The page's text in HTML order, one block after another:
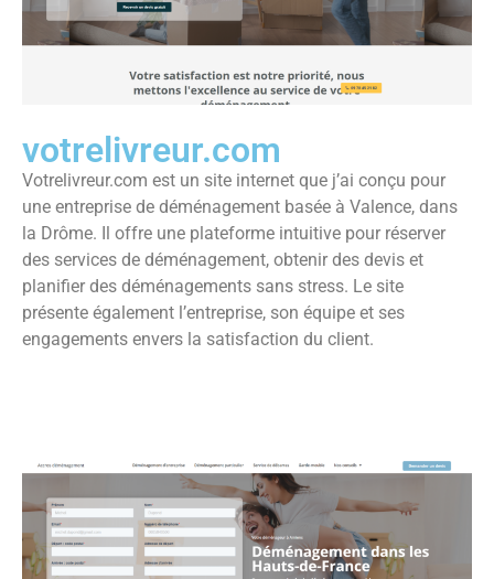
votrelivreur.com
Votrelivreur.com est un site internet que j’ai conçu pour
une entreprise de déménagement basée à Valence, dans
la Drôme. Il offre une plateforme intuitive pour réserver
des services de déménagement, obtenir des devis et
planifier des déménagements sans stress. Le site
présente également l’entreprise, son équipe et ses
engagements envers la satisfaction du client.